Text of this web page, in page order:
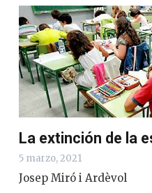
La extinción de la
5 marzo, 2021
Josep Miró i Ardèvol